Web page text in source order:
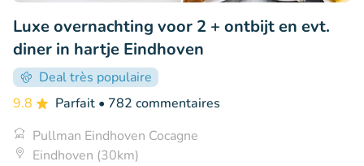
Luxe overnachting voor 2 + ontbijt en evt.
diner in hartje Eindhoven
Deal très populaire
9.8
Parfait • 782 commentaires
Pullman Eindhoven Cocagne
Eindhoven (30km)